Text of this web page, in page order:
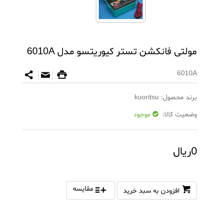
مولتی فانکشن تستر کیوریتسو مدل 6010A
6010A
برند محصول: kuoritsu
وضعیت کالا:
موجود
0ریال
افزودن به سبد خرید مقایسه